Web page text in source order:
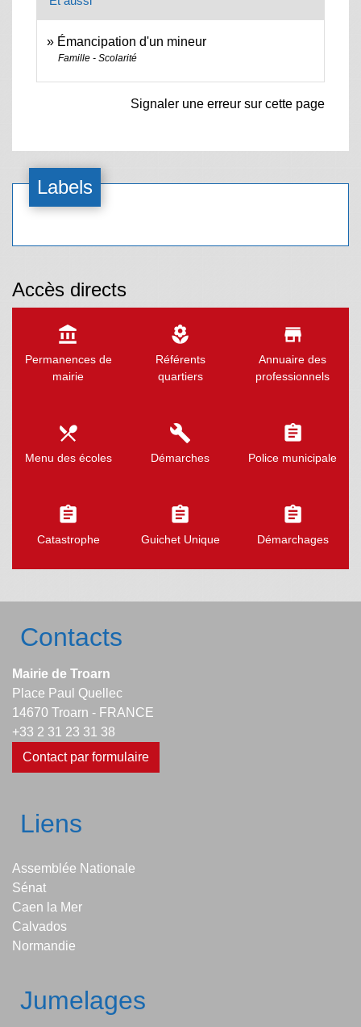
Émancipation d'un mineur
Famille - Scolarité
Signaler une erreur sur cette page
Labels
Accès directs
account_balance
Permanences de
mairie
local_florist
Référents
quartiers
store
Annuaire des
professionnels
local_dining
Menu des écoles
build
Démarches
assignment
Police municipale
assignment
Catastrophe
assignment
Guichet Unique
assignment
Démarchages
Contacts
Mairie de Troarn
Place Paul Quellec
14670 Troarn - FRANCE
+33 2 31 23 31 38
Contact par formulaire
Liens
Assemblée Nationale
Sénat
Caen la Mer
Calvados
Normandie
Jumelages